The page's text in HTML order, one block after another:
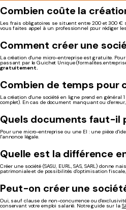
Combien coûte la
Les frais obligatoires se situent entre 200 et 300 €
vous faites appel à un professionnel pour rédiger
Comment créer une
La création d'une micro-entreprise est gratuite.
passant par le Guichet Unique
gratuitement.
Combien de temps pour
La création d'une société en ligne prend en
complet). En cas de document manquant ou
Quels documents faut-il
Pour une micro-entreprise ou une EI : une pièce
l'annonce légale.
Quelle est la différence
Créer une société (SASU, EURL, SAS, SARL)
patrimoniale et de possibilités d'optimisation
Peut-on créer une
Oui, sauf clause de non-concurrence ou
conservant votre emploi salarié. Notre guide sur la